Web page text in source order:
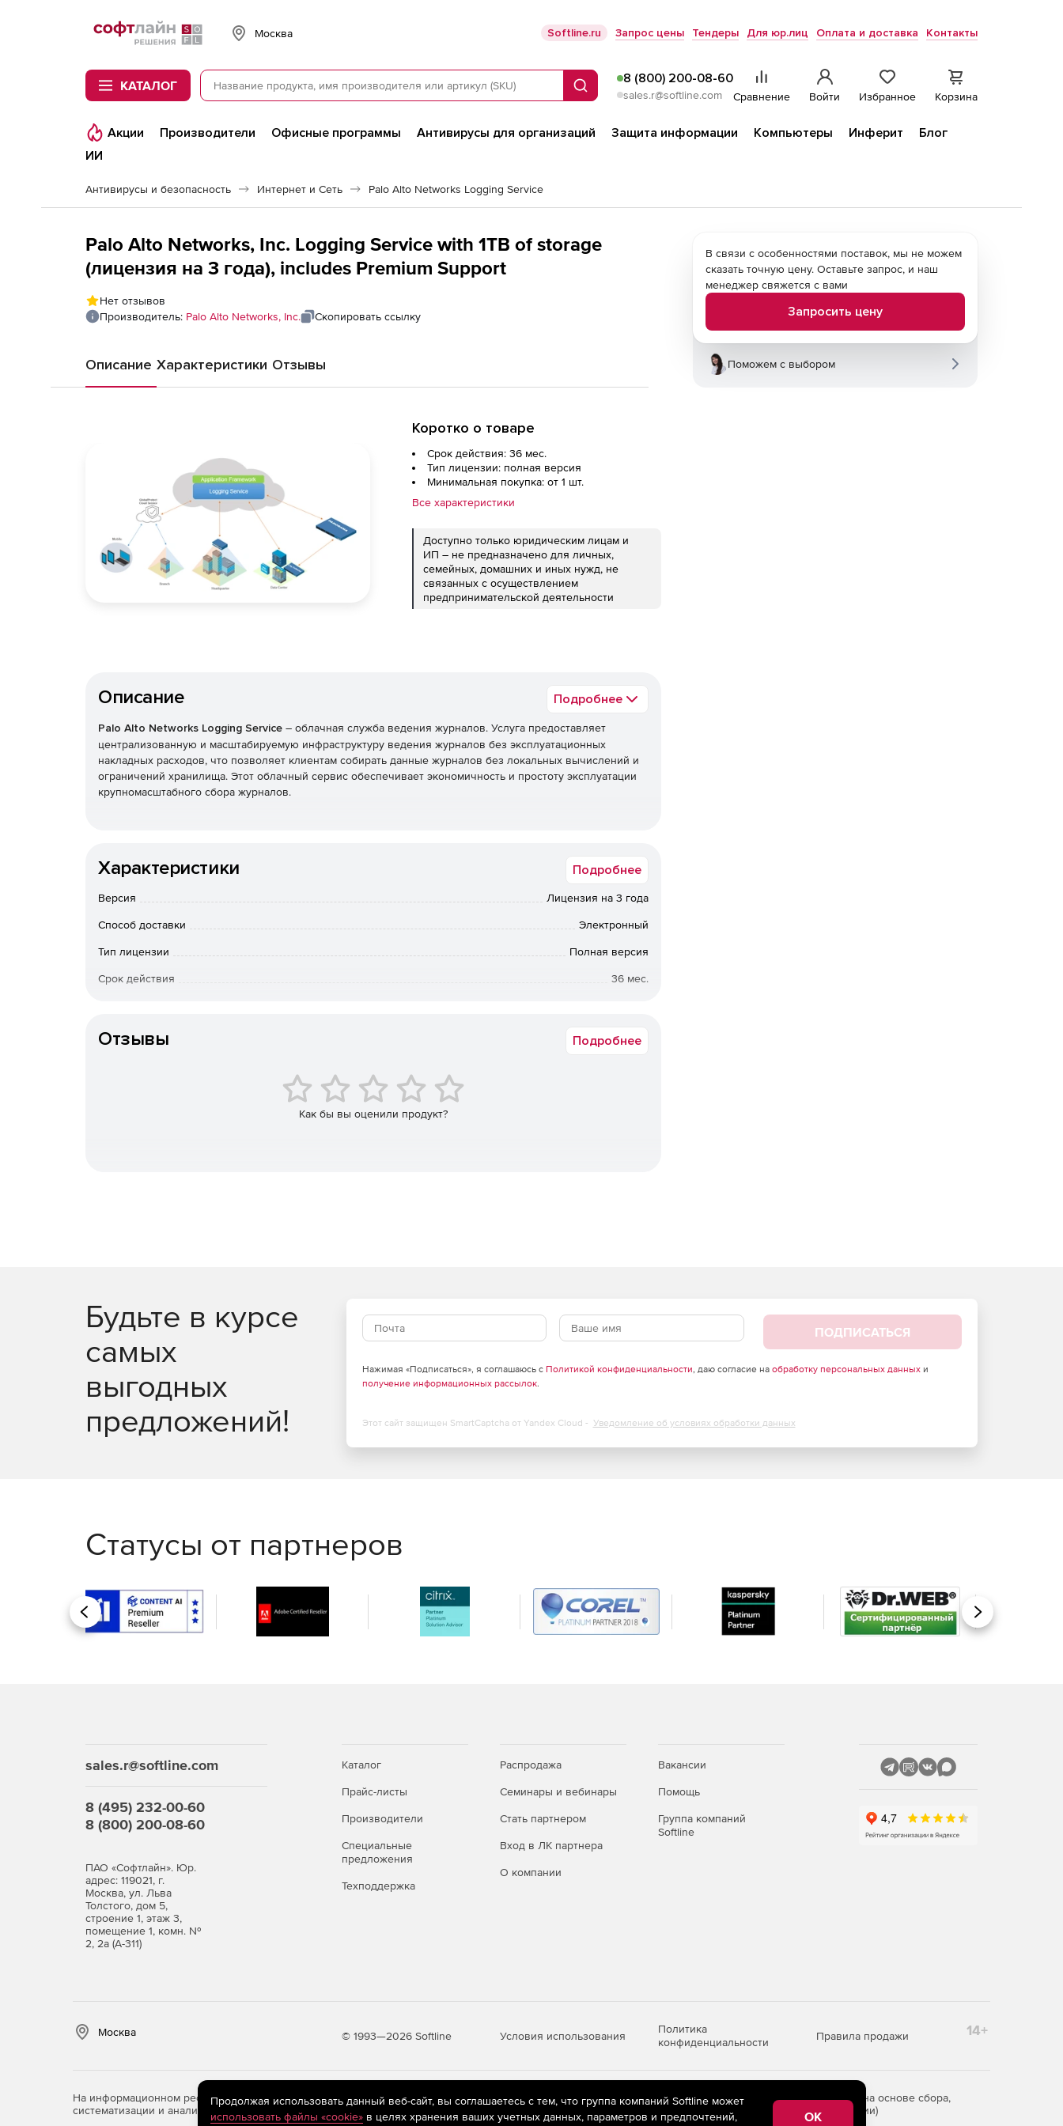
Softline
Москва Softline.ru Запрос цены Тендеры Для юр.лиц Оплата и доставка Контакты
КАТАЛОГ Поиск
8 (800) 200-08-60
sales.r@softline.com Сравнение Войти Избранное Корзина
Акции Производители Офисные программы Антивирусы для организаций Защита информации Компьютеры Инферит
Блог
ИИ
Антивирусы и безопасность Интернет и Сеть Palo Alto Networks Logging Service
Palo Alto Networks, Inc. Logging Service with 1TB of storage
(лицензия на 3 года), includes Premium Support
Нет отзывов
Производитель: Palo Alto Networks, Inc. Скопировать ссылку
Описание Характеристики Отзывы
Коротко о товаре
Срок действия: 36 мес.
Тип лицензии: полная версия
Минимальная покупка: от 1 шт.
Все характеристики
Доступно только юридическим лицам и
ИП – не предназначено для личных,
семейных, домашних и иных нужд, не
связанных с осуществлением
предпринимательской деятельности
Описание Подробнее
Palo Alto Networks Logging Service – облачная служба ведения журналов. Услуга предоставляет
централизованную и масштабируемую инфраструктуру ведения журналов без эксплуатационных
накладных расходов, что позволяет клиентам собирать данные журналов без локальных вычислений и
ограничений хранилища. Этот облачный сервис обеспечивает экономичность и простоту эксплуатации
крупномасштабного сбора журналов.
Характеристики Подробнее
Версия Лицензия на 3 года
Способ доставки Электронный
Тип лицензии Полная версия
Срок действия 36 мес.
Отзывы Подробнее
Как бы вы оценили продукт?
В связи с особенностями поставок, мы не можем
сказать точную цену. Оставьте запрос, и наш
менеджер свяжется с вами
Запросить цену
Поможем с выбором
Будьте в курсе
самых
выгодных
предложений!
ПОДПИСАТЬСЯ
Нажимая «Подписаться», я соглашаюсь с Политикой конфиденциальности, даю согласие на обработку персональных данныхи
получение информационных рассылок.
Этот сайт защищен SmartCaptcha от Yandex Cloud - Уведомление об условиях обработки данных
Статусы от партнеров
Назад Вперед
sales.r@softline.com
8 (495) 232-00-60
8 (800) 200-08-60
ПАО «Софтлайн». Юр.
адрес: 119021, г.
Москва, ул. Льва
Толстого, дом 5,
строение 1, этаж 3,
помещение 1, комн. №
2, 2а (А-311)
Каталог
Прайс-листы
Производители
Специальные
предложения
Техподдержка
Распродажа
Семинары и вебинары
Стать партнером
Вход в ЛК партнера
О компании
Вакансии
Помощь
Группа компаний
Softline
Москва © 1993—2026 Softline Условия использования
Политика
конфиденциальности
Правила продажи 14+
На информационном ресурсе store.softline.ru применяютсярекомендательные технологии(информационные технологии предоставления информации на основе сбора,
систематизации и анализа сведений, относящихся к предпочтениям пользователей сети «Интернет», находящихся на территории Российской Федерации)
Продолжая использовать данный веб-сайт, вы соглашаетесь с тем, что группа компаний Softline может
использовать файлы «cookie»в целях хранения ваших учетных данных, параметров и предпочтений, OK